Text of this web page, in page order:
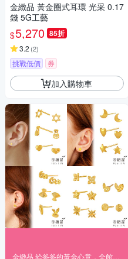
金緻品 黃金圈式耳環 光采 0.17
錢 5G工藝
$5,270 85折
3.2 (2)
挑戰低價 券
加入購物車